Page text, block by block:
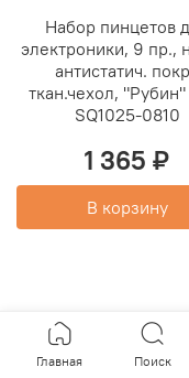
Набор пинцетов
электроники, 9 пр.,
антистатич.
ткан.чехол, "Рубин"
SQ1025-0810
1 365 ₽
В корзину
Главная Поиск